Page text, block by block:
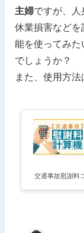
主婦ですが、人
休業損害など
能を使ってみ
でしょうか？
また、使用方
交通事故慰謝料